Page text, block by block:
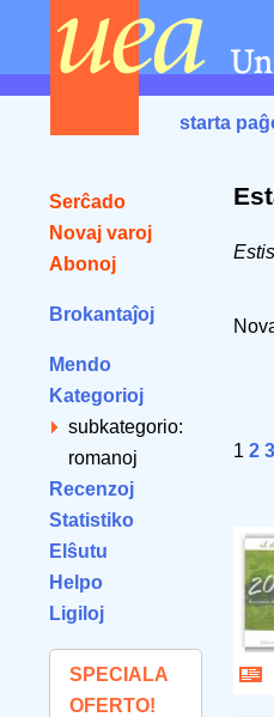
starta
Serĉado
Novaj varoj
Abonoj
Brokantaĵoj
Mendo
Kategorioj
subkategorio:
romanoj
Recenzoj
Statistiko
Elŝutu
Helpo
Ligiloj
SPECIALA
OFERTO!
1 2 3